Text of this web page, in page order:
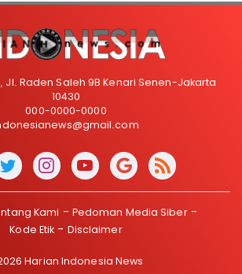
Jl. Raden Saleh 9B Kenari Senen-Jakarta
10430
000-0000-0000
Kami
Pedoman Media Siber
Kode Etik
Disclaimer
Harian Indonesia News